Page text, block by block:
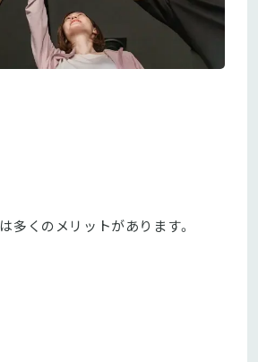
は多くのメリットがあります。